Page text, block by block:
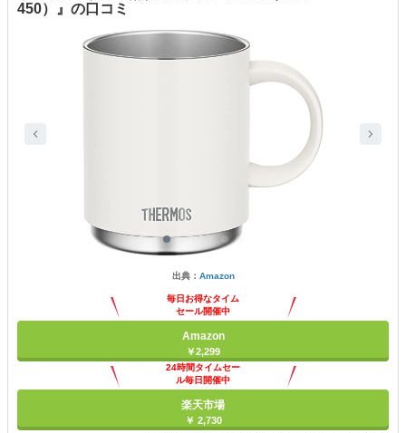
450）』の口コミ
出典： Amazon
毎日お得なタイム
セール開催中
Amazon
￥2,299
24時間タイムセー
ル毎日開催中
楽天市場
￥ 2,730